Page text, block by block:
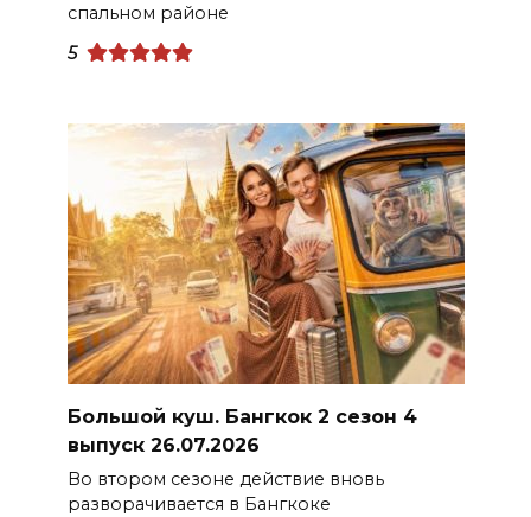
спальном районе
5
Большой куш. Бангкок 2 сезон 4
выпуск 26.07.2026
Во втором сезоне действие вновь
разворачивается в Бангкоке